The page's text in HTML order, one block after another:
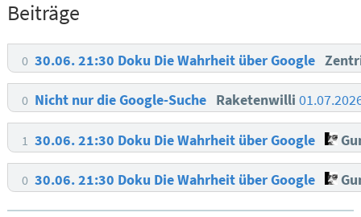
Beiträge
0 30.06. 21:30 Doku Die Wahrheit über Google
0 Nicht nur die Google-Suche Raketenwilli
1 30.06. 21:30 Doku Die Wahrheit über Google
0 30.06. 21:30 Doku Die Wahrheit über Google